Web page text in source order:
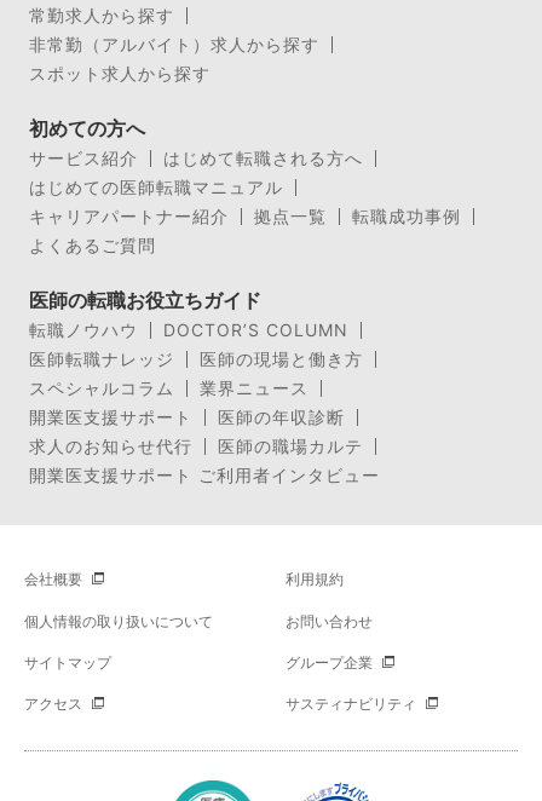
常勤求人から探す
非常勤（アルバイト）求人から探す
スポット求人から探す
初めての方へ
サービス紹介
はじめて転職される方へ
はじめての医師転職マニュアル
キャリアパートナー紹介
拠点一覧
転職成功事例
よくあるご質問
医師の転職お役立ちガイド
転職ノウハウ
DOCTOR’S COLUMN
医師転職ナレッジ
医師の現場と働き方
スペシャルコラム
業界ニュース
開業医支援サポート
医師の年収診断
求人のお知らせ代行
医師の職場カルテ
開業医支援サポート ご利用者インタビュー
会社概要 利用規約
個人情報の取り扱いについて お問い合わせ
サイトマップ グループ企業
アクセス サスティナビリティ